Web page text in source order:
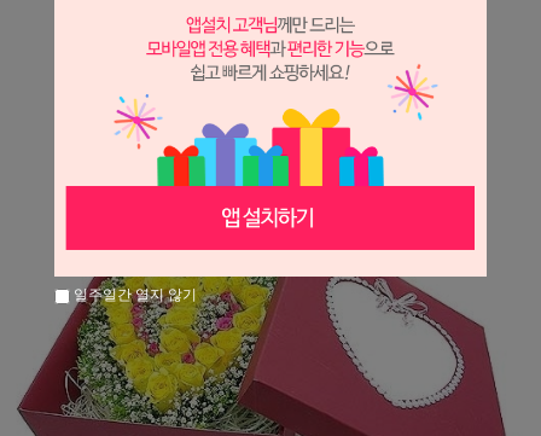
※ 필독해주세요 ※
장미는 시세 변동에 따라 가격이 달라질 수 있으니
일주일간 열지 않기